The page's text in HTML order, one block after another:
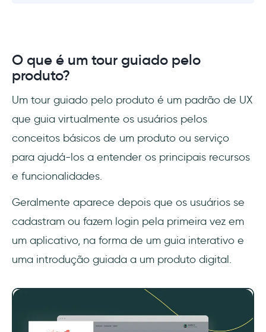
O que é um tour guiado pelo
produto?
Um tour guiado pelo produto é um padrão de UX
que guia virtualmente os usuários pelos
conceitos básicos de um produto ou serviço
para ajudá-los a entender os principais recursos
e funcionalidades.
Geralmente aparece depois que os usuários se
cadastram ou fazem login pela primeira vez em
um aplicativo, na forma de um guia interativo e
uma introdução guiada a um produto digital.